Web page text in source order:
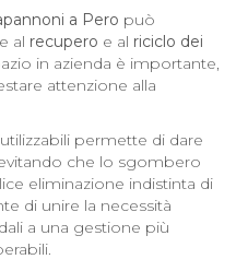
a Pero può
al recupero e al riciclo dei
in azienda è importante,
attenzione alla
permette di dare
che lo sgombero
eliminazione indistinta di
di unire la necessità
a una gestione più